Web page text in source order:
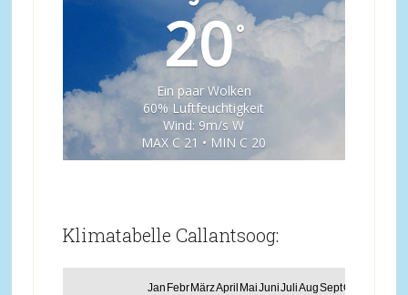
20°
Ein paar Wolken
60% Luftfeuchtigkeit
Wind: 9m/s W
MAX C 21 • MIN C 20
Klimatabelle Callantsoog:
Jan FebrMärzApril MaiJuniJuliAugSeptOkt